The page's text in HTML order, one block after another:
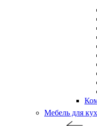
Мебель для